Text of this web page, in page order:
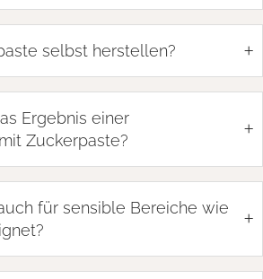
selbst herstellen? +
Ergebnis einer
Zuckerpaste?
+
für sensible Bereiche wie
+